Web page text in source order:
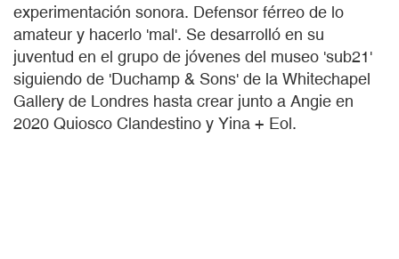
experimentación sonora. Defensor férreo de lo
amateur y hacerlo 'mal'. Se desarrolló en su
juventud en el grupo de jóvenes del museo 'sub21'
siguiendo de 'Duchamp & Sons' de la Whitechapel
Gallery de Londres hasta crear junto a Angie en
2020 Quiosco Clandestino y Yina + Eol.